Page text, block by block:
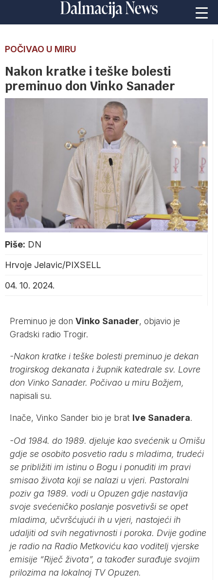
POČIVAO U MIRU
Nakon kratke i teške bolesti
preminuo don Vinko Sanader
Piše: DN
Hrvoje Jelavic/PIXSELL
04. 10. 2024.
Preminuo je don Vinko Sanader, objavio je
Gradski radio Trogir.
-Nakon kratke i teške bolesti preminuo je dekan
trogirskog dekanata i župnik katedrale sv. Lovre
don Vinko Sanader. Počivao u miru Božjem,
napisali su.
Inače, Vinko Sander bio je brat Ive Sanadera.
-Od 1984. do 1989. djeluje kao svećenik u Omišu
gdje se osobito posvetio radu s mladima, trudeći
se približiti im istinu o Bogu i ponuditi im pravi
smisao života koji se nalazi u vjeri. Pastoralni
poziv ga 1989. vodi u Opuzen gdje nastavlja
svoje svećeničko poslanje posvetivši se opet
mladima, učvršćujući ih u vjeri, nastojeći ih
udaljiti od svih negativnosti i poroka. Dvije godine
je radio na Radio Metkoviću kao voditelj vjerske
emisije “Riječ života”, a također surađuje svojim
prilozima na lokalnoj TV Opuzen.